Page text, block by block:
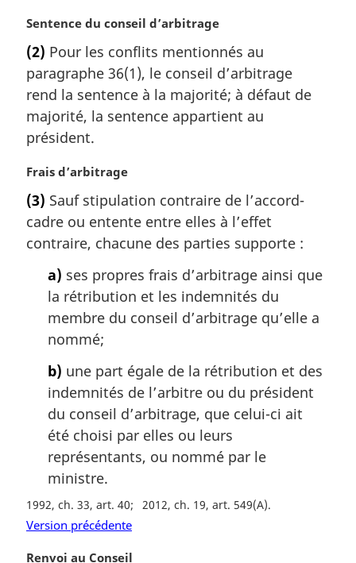
l
:
N
t
e
m
a
g
n
a
e
:
Sentence du conseil d’arbitrage
(2) Pour les conflits mentionnés au
paragraphe 36(1), le conseil d’arbitrage
rend la sentence à la majorité; à défaut de
majorité, la sentence appartient au
président.
N
t
e
m
Frais d’arbitrage
(3) Sauf stipulation contraire de l’accord-
cadre ou entente entre elles à l’effet
contraire, chacune des parties supporte :
a) ses propres frais d’arbitrage ainsi que
la rétribution et les indemnités du
membre du conseil d’arbitrage qu’elle a
nommé;
b) une part égale de la rétribution et des
indemnités de l’arbitre ou du président
du conseil d’arbitrage, que celui-ci ait
été choisi par elles ou leurs
représentants, ou nommé par le
ministre.
1992, ch. 33, art. 40 2012, ch. 19, art. 549(A)
Version précédente
N
Renvoi au Conseil